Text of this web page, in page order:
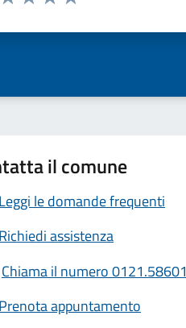
il comune
Leggi le domande frequenti
Richiedi assistenza
Chiama il numero 0121.58601
Prenota appuntamento